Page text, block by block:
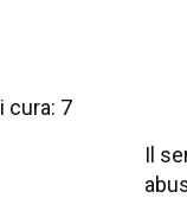
cura: 7
Il